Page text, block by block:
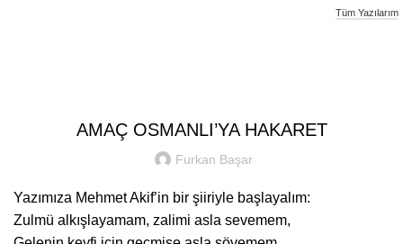
Tüm Yazılarım
AMAÇ OSMANLI’YA HAKARET
Furkan Başar
Yazımıza Mehmet Akif’in bir şiiriyle başlayalım:
Zulmü alkışlayamam, zalimi asla sevemem,